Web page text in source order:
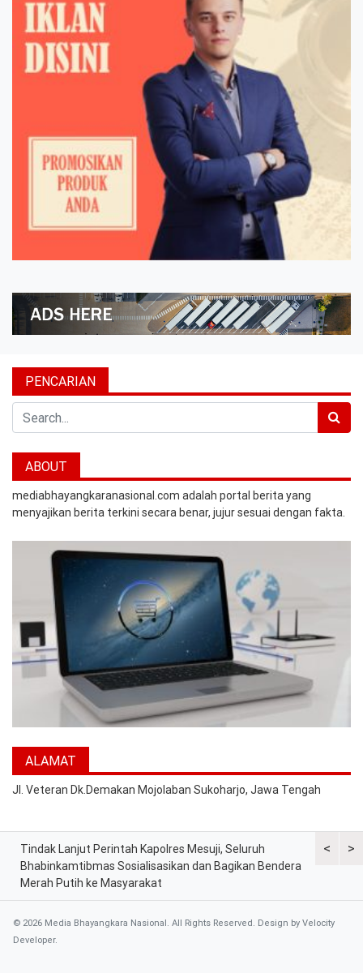
PENCARIAN
ABOUT
mediabhayangkaranasional.com adalah portal berita yang
menyajikan berita terkini secara benar, jujur sesuai dengan fakta.
ALAMAT
Jl. Veteran Dk.Demakan Mojolaban Sukoharjo, Jawa Tengah
<
Tindak Lanjut Perintah Kapolres Mesuji, Seluruh
Bhabinkamtibmas Sosialisasikan dan Bagikan Bendera
Merah Putih ke Masyarakat
Sat
>
© 2026 Media Bhayangkara Nasional. All Rights Reserved. Design by Velocity
Developer.